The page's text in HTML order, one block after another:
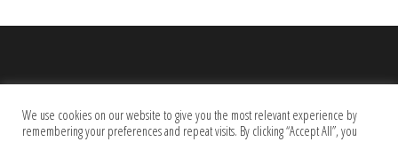
Blog
We use cookies on our website to give you the most relevant experience by
remembering your preferences and repeat visits. By clicking “Accept All”, you